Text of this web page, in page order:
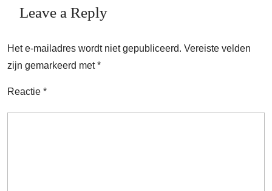
Leave a Reply
Het e-mailadres wordt niet gepubliceerd. Vereiste velden
zijn gemarkeerd met*
Reactie *